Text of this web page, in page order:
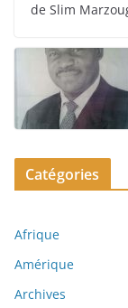
de Slim
Catégories
Afrique
Amérique
Archives